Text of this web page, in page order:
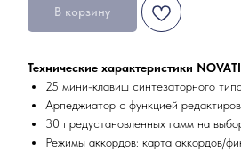
В корзину
Технические характеристики
25 мини-клавиш синтезаторного
Арпеджиатор с функцией
30 предустановленных гамм на
Режимы аккордов: карта аккордов/